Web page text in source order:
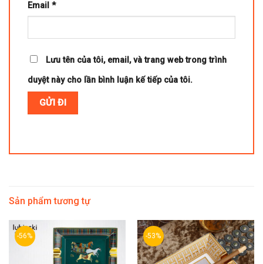
Email *
Lưu tên của tôi, email, và trang web trong trình
duyệt này cho lần bình luận kế tiếp của tôi.
Sản phẩm tương tự
-56% -53%